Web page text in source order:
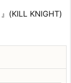
』(KILL KNIGHT)